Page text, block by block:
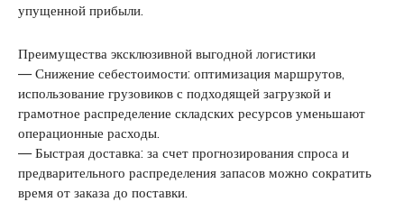
упущенной прибыли.
Преимущества эксклюзивной выгодной логистики
— Снижение себестоимости: оптимизация маршрутов,
использование грузовиков с подходящей загрузкой и
грамотное распределение складских ресурсов уменьшают
операционные расходы.
— Быстрая доставка: за счет прогнозирования спроса и
предварительного распределения запасов можно сократить
время от заказа до поставки.